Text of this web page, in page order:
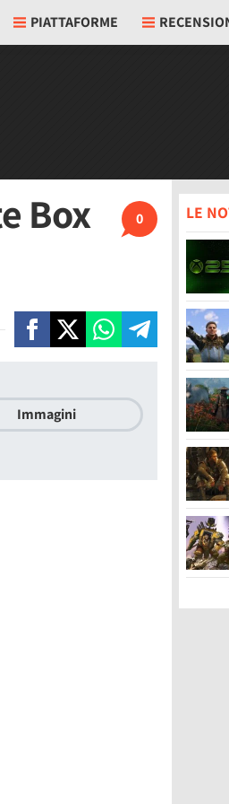
PIATTAFORME
0
Box
Immagini
LE